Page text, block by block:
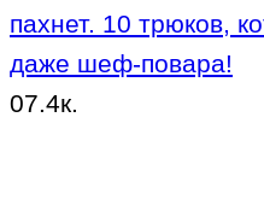
пахнет. 10 трюков,
даже шеф-повара!
07.4к.